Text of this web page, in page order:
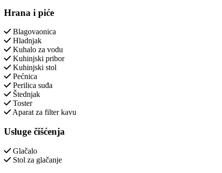
Hrana i piće
Blagovaonica
Hladnjak
Kuhalo za vodu
Kuhinjski pribor
Kuhinjski stol
Pećnica
Perilica suđa
Štednjak
Toster
Aparat za filter kavu
Usluge čišćenja
Glačalo
Stol za glačanje